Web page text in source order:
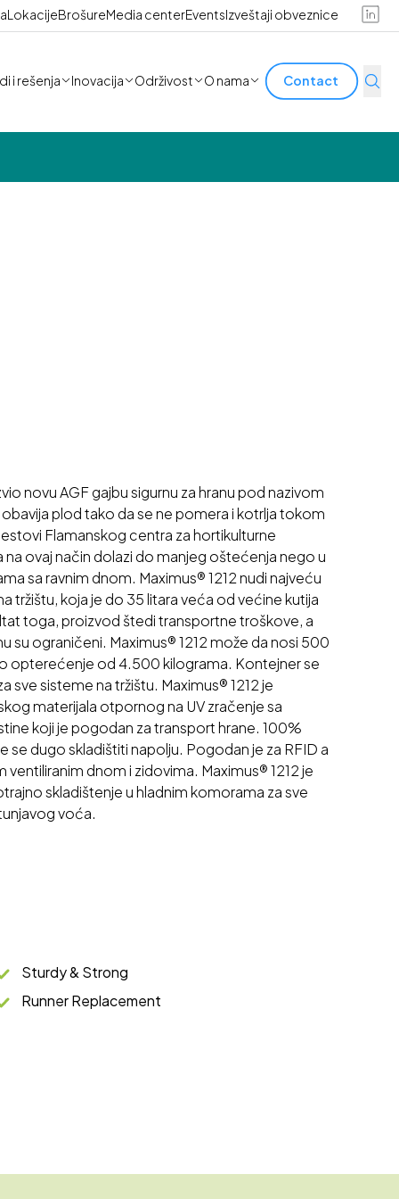
LokacijeBrošureMedia centerEventsIzveštaji obveznice
i rešenja Inovacija Održivost O nama Contact
novu AGF gajbu sigurnu za hranu pod nazivom
obavija plod tako da se ne pomera i kotrlja tokom
Flamanskog centra za hortikulturne
ovaj način dolazi do manjeg oštećenja nego u
sa ravnim dnom. Maximus® 1212 nudi najveću
tržištu, koja je do 35 litara veća od većine kutija
toga, proizvod štedi transportne troškove, a
su ograničeni. Maximus® 1212 može da nosi 500
opterećenje od 4.500 kilograma. Kontejner se
sve sisteme na tržištu. Maximus® 1212 je
materijala otpornog na UV zračenje sa
koji je pogodan za transport hrane. 100%
se dugo skladištiti napolju. Pogodan je za RFID a
ventiliranim dnom i zidovima. Maximus® 1212 je
skladištenje u hladnim komorama za sve
voća.
Sturdy & Strong
Runner Replacement